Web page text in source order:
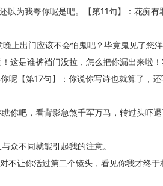
以为我夸你呢是吧。【第11句】：花痴有
上出门应该不会怕鬼吧？毕竟鬼见了您
这是谁裤裆门没拉，怎么把你漏出来啦
呢【第17句】：你说你写诗也就算了，还
你吧，看背影急煞千军万马，转过头吓
众不同就能引起我的注意。
不让你活过第二个镜头，看见你我才终于